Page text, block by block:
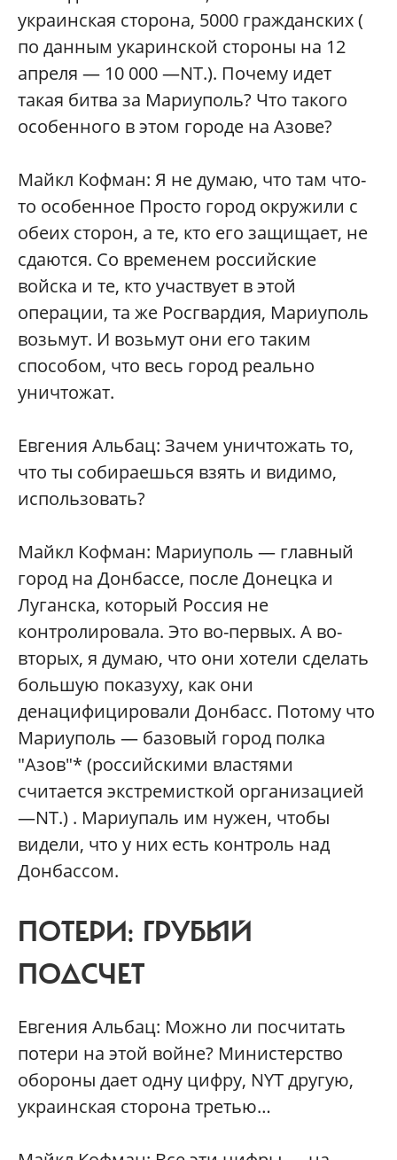
украинская сторона, 5000 гражданских (
по данным укаринской стороны на 12
апреля — 10 000 —NT.). Почему идет
такая битва за Мариуполь? Что такого
особенного в этом городе на Азове?
Майкл Кофман: Я не думаю, что там что-
то особенное Просто город окружили с
обеих сторон, а те, кто его защищает, не
сдаются. Со временем российские
войска и те, кто участвует в этой
операции, та же Росгвардия, Мариуполь
возьмут. И возьмут они его таким
способом, что весь город реально
уничтожат.
Евгения Альбац: Зачем уничтожать то,
что ты собираешься взять и видимо,
использовать?
Майкл Кофман: Мариуполь — главный
город на Донбассе, после Донецка и
Луганска, который Россия не
контролировала. Это во-первых. А во-
вторых, я думаю, что они хотели сделать
большую показуху, как они
денацифицировали Донбасс. Потому что
Мариуполь — базовый город полка
"Азов"* (российскими властями
считается экстремисткой организацией
—NT.) . Мариупаль им нужен, чтобы
видели, что у них есть контроль над
Донбассом.
ПОТЕРИ: ГРУБЫЙ
ПОДСЧЕТ
Евгения Альбац: Можно ли посчитать
потери на этой войне? Министерство
обороны дает одну цифру, NYT другую,
украинская сторона третью…